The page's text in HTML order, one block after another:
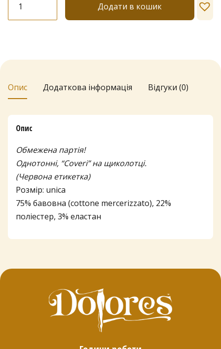
"Coveri"
28B
Додати в кошик
Опис Додаткова інформація Відгуки (0)
Опис
Обмежена партія!
Однотонні, “Coveri” на щиколотці.
(Червона етикетка)
Розмір: unica
75% бавовна (cottone mercerizzato), 22%
поліестер, 3% еластан